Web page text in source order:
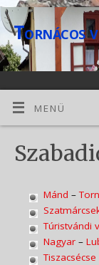
Tornácos
MENÜ
Mánd –
Túristvándi
Nagyar–
Tiszacsécse